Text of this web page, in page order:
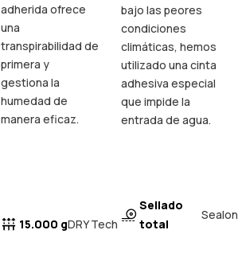
adherida ofrece
una
transpirabilidad de
primera y
gestiona la
humedad de
manera eficaz.
15.000 gDRY Tech
bajo las peores
condiciones
climáticas, hemos
utilizado una cinta
adhesiva especial
que impide la
entrada de agua.
Sellado
total
Sealon